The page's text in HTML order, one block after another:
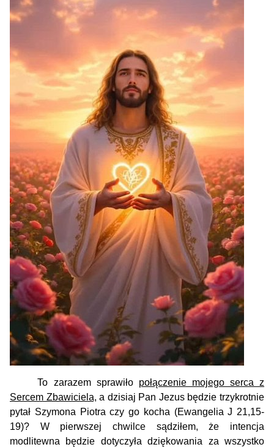
To zarazem sprawiło połączenie mojego serca z
Sercem Zbawiciela, a dzisiaj Pan Jezus będzie trzykrotnie
pytał Szymona Piotra czy go kocha (Ewangelia J 21,15-
19)?
W pierwszej chwilce sądziłem, że intencja
modlitewna będzie dotyczyła dziękowania za wszystko